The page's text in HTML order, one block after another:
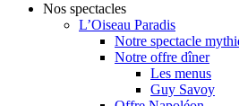
Nos spectacles
L’Oiseau Paradis
Notre spectacle
Notre offre dîner
Les menus
Guy Savoy